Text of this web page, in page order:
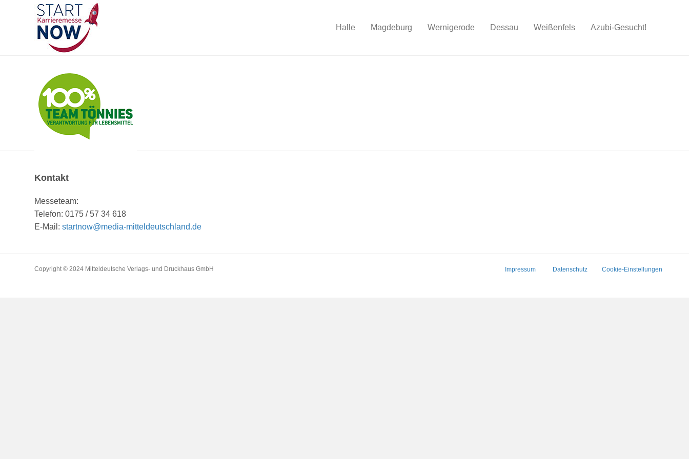
Halle Magdeburg Wernigerode Dessau Weißenfels Azubi-Gesucht!
Kontakt
Messeteam:
Telefon: 0175 / 57 34 618
E-Mail:startnow@media-mitteldeutschland.de
Copyright © 2024 Mitteldeutsche Verlags- und Druckhaus GmbH Impressum Datenschutz Cookie-Einstellungen